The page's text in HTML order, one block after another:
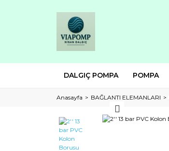
DALGIÇ POMPA POMPA
Anasayfa BAĞLANTI ELEMANLARI